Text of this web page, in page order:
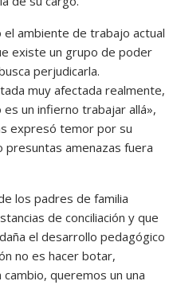
ambiente de trabajo actual
existe un grupo de poder
perjudicarla.
muy afectada realmente,
un infierno trabajar allá»,
expresó temor por su
presuntas amenazas fuera
los padres de familia
de conciliación y que
el desarrollo pedagógico
no es hacer botar,
queremos un una